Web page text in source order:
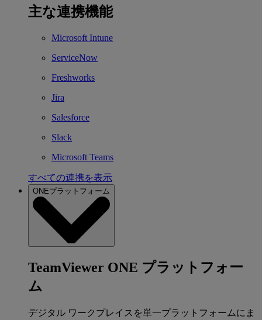
主な連携機能
Microsoft Intune
ServiceNow
Freshworks
Jira
Salesforce
Slack
Microsoft Teams
すべての連携を表示
ONEプラットフォーム
TeamViewer ONE プラットフォー
ム
デジタル ワークプレイスを単一プラットフォームにま